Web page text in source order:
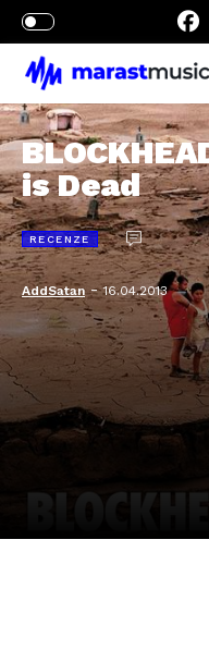
is Dead
RECENZE
AddSatan-16.04.2013